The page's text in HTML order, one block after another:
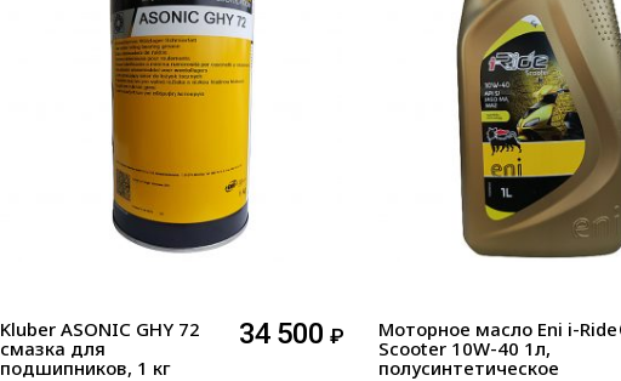
Kluber ASONIC GHY 72
смазка для
подшипников, 1 кг
34 500 ₽
Моторное масло Eni i-Ride
Scooter 10W-40 1л,
полусинтетическое